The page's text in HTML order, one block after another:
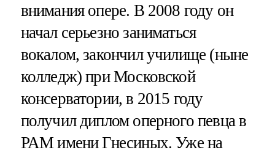
внимания опере. В 2008 году он
начал серьезно заниматься
вокалом, закончил училище (ныне
колледж) при Московской
консерватории, в 2015 году
получил диплом оперного певца в
РАМ имени Гнесиных. Уже на